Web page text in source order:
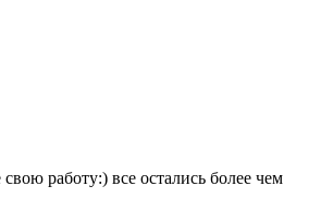
работу:) все остались более чем